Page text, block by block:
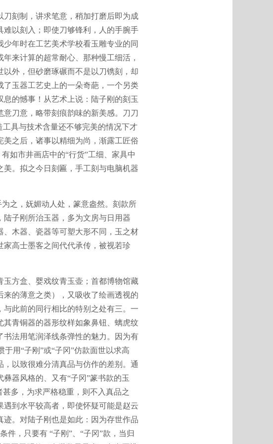
刻制，讲求笔意，稍加打磨后即为成
以刻入；即使刀够锋利，人的手腕手
年时在工艺美术学校看玉雕专业的同
来计算的超常耐心、那种慢工细活，
外，但砂磨琢碾而不是以刀镌刻，却
玉器工艺史上的一朵奇葩，一个另类
的憾事！从艺术上说：陆子刚的刻玉
刀意，略带刻痕韵味的新美感。刀刀
具与技术含量还不够完美的情况下才
之后，诸事以精细为尚，渐露工匠俗
如市井画店中的“行货”工细、家具中
。拟之今日刻匾，手工刻与电脑机器
之，妩媚动人处，篆意盎然。刻款所
子刚所治玉器，多为文房与日用器
木器、瓷器等可塑大形不同，玉之材
高士墨客之间代代承传，被视若珍
方盒、婴戏纹青玉壶；首都博物馆藏
的薄意之类），又吸收了绘画透视的
此前的同行相比的特别之处有三。一
青铜器的器形纹样如象鼻钮、螭虎纹
法用笔润泽线条弹性的魅力。因为有
用“子刚”或“子冈”仿款面世以求高
以致很难分清真品与仿作的差别。通
器风格的、又有“子冈”篆书款的玉
多，为求严格稳重，则不入真品之
到水平较高者，即使怀疑可能是赵云
。对陆子刚也是如此：因为存世作品
件，只要有 “子刚”、“子冈”款，当归